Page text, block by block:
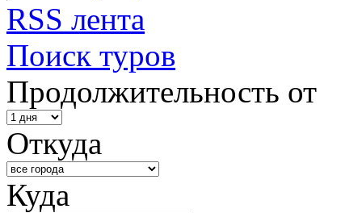
RSS лента
Поиск туров
Продолжительность от
Откуда
Куда